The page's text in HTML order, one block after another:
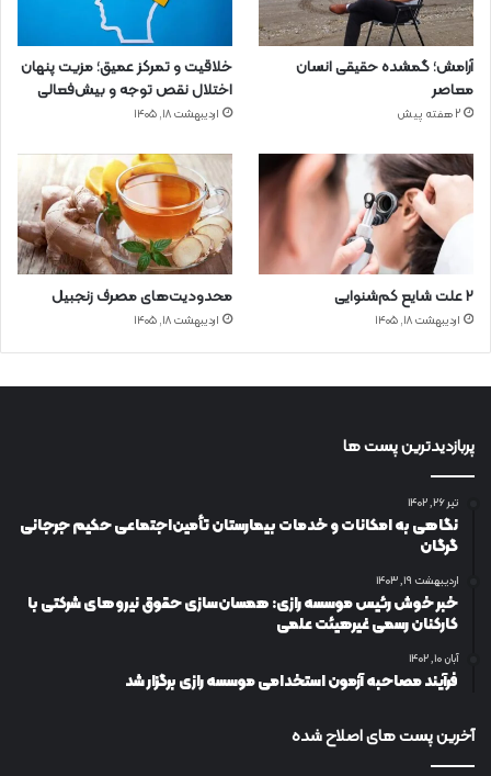
آرامش؛ گمشده حقیقی انسان
معاصر
2 هفته پیش
خلاقیت و تمرکز عمیق؛ مزیت پنهان
اختلال نقص توجه و بیش‌فعالی
اردیبهشت ۱۸, ۱۴۰۵
۲ علت شایع‌ کم‌شنوایی
اردیبهشت ۱۸, ۱۴۰۵
محدودیت‌های مصرف زنجبیل
اردیبهشت ۱۸, ۱۴۰۵
پربازدیدترین پست ها
تیر ۲۶, ۱۴۰۲
نگاهی به امکانات و خدمات بیمارستان تأمین‌اجتماعی حکیم جرجانی
گرگان
اردیبهشت ۱۹, ۱۴۰۳
خبر خوش رئیس موسسه رازی: همسان‌سازی حقوق نیروهای شرکتی با
کارکنان رسمی غیرهیئت علمی
آبان ۱۰, ۱۴۰۲
فرآیند مصاحبه آزمون استخدامی موسسه رازی برگزار شد
آخرین پست های اصلاح شده